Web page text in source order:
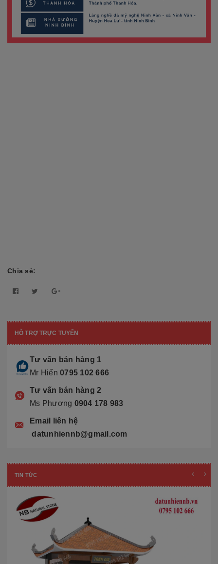
Chia sẻ:
HỖ TRỢ TRỰC TUYẾN
Tư vấn bán hàng 1
Mr Hiển 0795 102 666
Tư vấn bán hàng 2
Ms Phương 0904 178 983
Email liên hệ
datunhiennb@gmail.com
TIN TỨC